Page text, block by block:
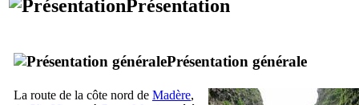
Présentation
Présentation générale
La route de la côte nord de Madère,